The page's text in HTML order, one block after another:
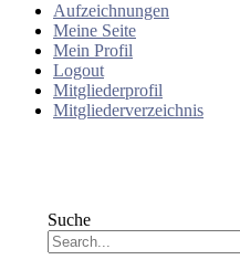
Aufzeichnungen
Meine Seite
Mein Profil
Logout
Mitgliederprofil
Mitgliederverzeichnis
Suche